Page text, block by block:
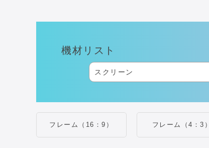
機材リスト
フレーム（16：9） フレーム（4：3）